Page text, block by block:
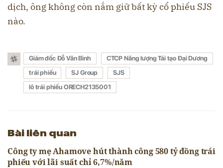
dịch, ông không còn nắm giữ bất kỳ cổ phiếu SJS
nào.
Giám đốc Đỗ Văn Bình
CTCP Năng lượng Tái tạo Đại Dương
trái phiếu
SJ Group
SJS
lô trái phiếu ORECH2135001
Bài liên quan
Công ty mẹ Ahamove hút thành công 580 tỷ đồng trái
phiếu với lãi suất chỉ 6,7%/năm